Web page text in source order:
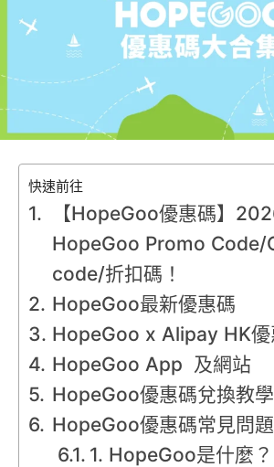
快速前往
【HopeGoo優惠碼】
HopeGoo Promo Code/
code/折扣碼！
HopeGoo最新優惠碼
HopeGoo x Alipay HK優
HopeGoo App 及網站
HopeGoo優惠碼兌換教學
HopeGoo優惠碼常見問題
1. HopeGoo是什麼？